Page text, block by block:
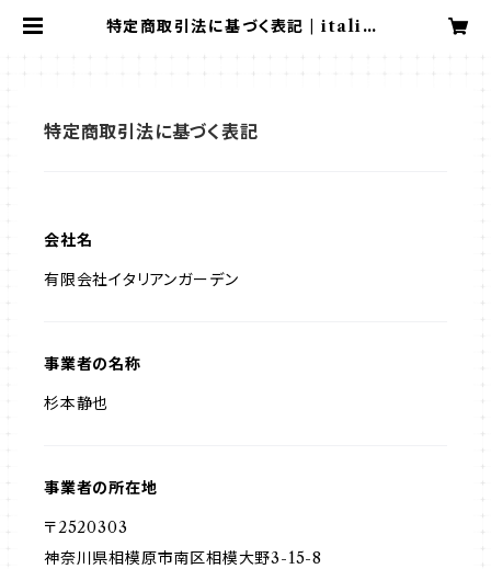
特定商取引法に基づく表記 | italian
特定商取引法に基づく表記
会社名
有限会社イタリアンガーデン
事業者の名称
杉本静也
事業者の所在地
〒2520303
神奈川県相模原市南区相模大野3-15-8